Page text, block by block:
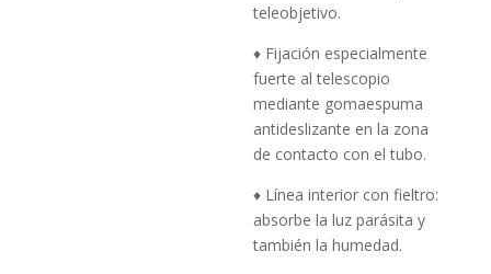
teleobjetivo.
♦ Fijación especialmente
fuerte al telescopio
mediante gomaespuma
antideslizante en la zona
de contacto con el tubo.
♦ Línea interior con fieltro:
absorbe la luz parásita y
también la humedad.